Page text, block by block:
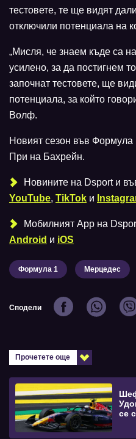
тестовете, те ще видят
отключили потенциала на
„Мисля, че знаем къде са
усилено, за да постигнем
започнат тестовете, ще
потенциала, за който
Волф.
Новият сезон във Формула
При на Бахрейн.
Новините на Dsport и
YouTube, TikTok и
Мобилният Аpp на
Android и iOS
Формула 1 Мерцедес
Сподели
Прочетете още
се